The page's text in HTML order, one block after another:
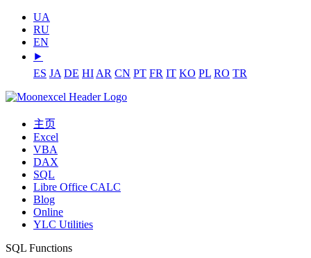
UA
RU
EN
⯈
ES JA DE HI AR CN PT FR IT KO PL RO TR
主页
Excel
VBA
DAX
SQL
Libre Office CALC
Blog
Online
YLC Utilities
SQL Functions